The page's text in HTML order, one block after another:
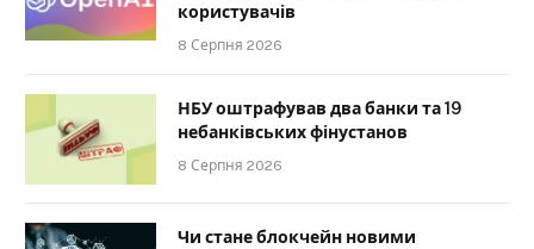
користувачів
8 Серпня 2026
НБУ оштрафував два банки та 19
небанківських фінустанов
8 Серпня 2026
Чи стане блокчейн новими